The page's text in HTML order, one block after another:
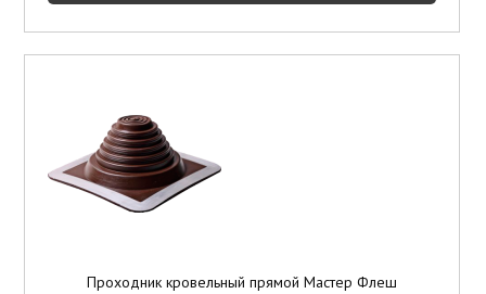
Проходник кровельный прямой Мастер Флеш